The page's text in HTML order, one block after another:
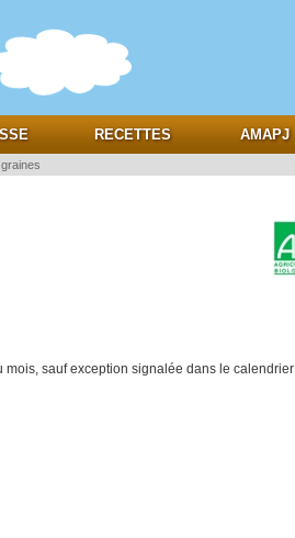
RECETTES AMAPJ
sauf exception signalée dans le calendrier